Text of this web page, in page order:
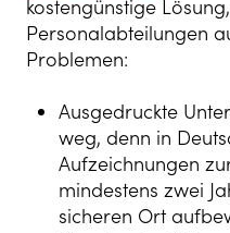
kostengünstige
Personalabteilungen
Problemen:
Ausgedruckte
weg, denn in
Aufzeichnungen
mindestens zwei
sicheren Ort